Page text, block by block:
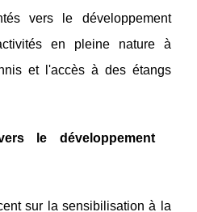
vers le développement
en pleine nature à
et l'accès à des étangs
le développement
sur la sensibilisation à la